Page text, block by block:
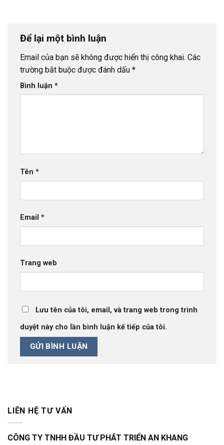
Để lại một bình luận
Email của bạn sẽ không được hiển thị công khai. Các
trường bắt buộc được đánh dấu *
Bình luận *
Tên *
Email *
Trang web
Lưu tên của tôi, email, và trang web trong trình
duyệt này cho lần bình luận kế tiếp của tôi.
LIÊN HỆ TƯ VẤN
CÔNG TY TNHH ĐẦU TƯ PHÁT TRIỂN AN KHANG